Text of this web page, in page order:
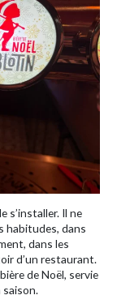
s’installer. Il ne
habitudes, dans
dans les
d’un restaurant.
de Noël, servie
saison.